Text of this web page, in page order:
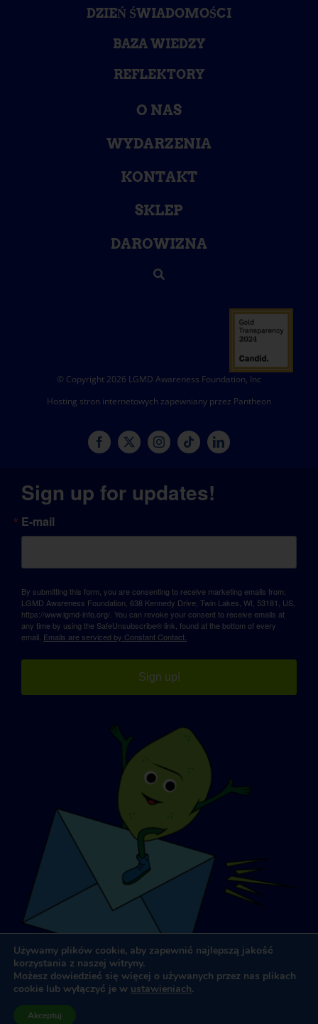
DZIEŃ ŚWIADOMOŚCI
BAZA WIEDZY
REFLEKTORY
O NAS
WYDARZENIA
KONTAKT
SKLEP
DAROWIZNA
© Copyright 2026 LGMD Awareness Foundation, Inc
Hosting stron internetowych zapewniany przez Pantheon
Sign up for updates!
E-mail
By submitting this form, you are consenting to receive marketing emails from:
LGMD Awareness Foundation, 638 Kennedy Drive, Twin Lakes, WI, 53181, US,
https://www.lgmd-info.org/. You can revoke your consent to receive emails at
any time by using the SafeUnsubscribe® link, found at the bottom of every
email. Emails are serviced by Constant Contact.
Sign up!
& Associates
Używamy plików cookie, aby zapewnić najlepszą jakość
korzystania z naszej witryny.
Możesz dowiedzieć się więcej o używanych przez nas plikach
cookie lub wyłączyć je w ustawieniach.
Akceptuj